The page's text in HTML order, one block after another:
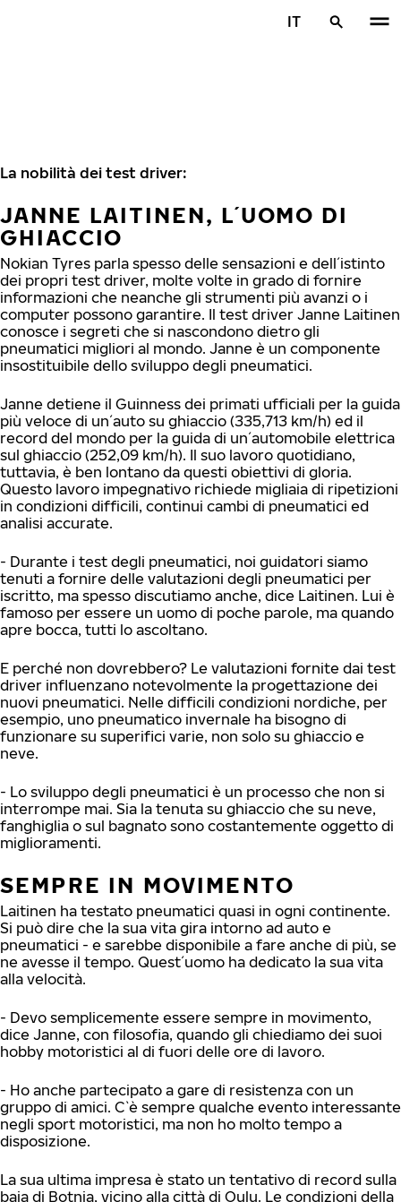
IT
La nobilità dei test driver:
JANNE LAITINEN, L´UOMO DI
GHIACCIO
Nokian Tyres parla spesso delle sensazioni e dell´istinto
dei propri test driver, molte volte in grado di fornire
informazioni che neanche gli strumenti più avanzi o i
computer possono garantire. Il test driver Janne Laitinen
conosce i segreti che si nascondono dietro gli
pneumatici migliori al mondo. Janne è un componente
insostituibile dello sviluppo degli pneumatici.
Janne detiene il Guinness dei primati ufficiali per la guida
più veloce di un´auto su ghiaccio (335,713 km/h) ed il
record del mondo per la guida di un´automobile elettrica
sul ghiaccio (252,09 km/h). Il suo lavoro quotidiano,
tuttavia, è ben lontano da questi obiettivi di gloria.
Questo lavoro impegnativo richiede migliaia di ripetizioni
in condizioni difficili, continui cambi di pneumatici ed
analisi accurate.
- Durante i test degli pneumatici, noi guidatori siamo
tenuti a fornire delle valutazioni degli pneumatici per
iscritto, ma spesso discutiamo anche, dice Laitinen. Lui è
famoso per essere un uomo di poche parole, ma quando
apre bocca, tutti lo ascoltano.
E perché non dovrebbero? Le valutazioni fornite dai test
driver influenzano notevolmente la progettazione dei
nuovi pneumatici. Nelle difficili condizioni nordiche, per
esempio, uno pneumatico invernale ha bisogno di
funzionare su superifici varie, non solo su ghiaccio e
neve.
- Lo sviluppo degli pneumatici è un processo che non si
interrompe mai. Sia la tenuta su ghiaccio che su neve,
fanghiglia o sul bagnato sono costantemente oggetto di
miglioramenti.
SEMPRE IN MOVIMENTO
Laitinen ha testato pneumatici quasi in ogni continente.
Si può dire che la sua vita gira intorno ad auto e
pneumatici - e sarebbe disponibile a fare anche di più, se
ne avesse il tempo. Quest´uomo ha dedicato la sua vita
alla velocità.
- Devo semplicemente essere sempre in movimento,
dice Janne, con filosofia, quando gli chiediamo dei suoi
hobby motoristici al di fuori delle ore di lavoro.
- Ho anche partecipato a gare di resistenza con un
gruppo di amici. C`è sempre qualche evento interessante
negli sport motoristici, ma non ho molto tempo a
disposizione.
La sua ultima impresa è stato un tentativo di record sulla
baia di Botnia, vicino alla città di Oulu. Le condizioni della